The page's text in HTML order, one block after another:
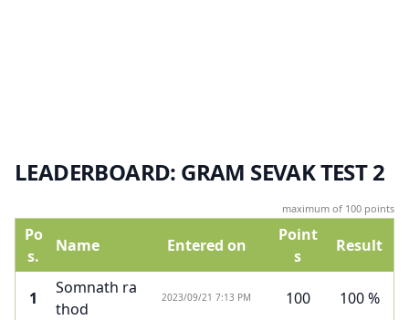
LEADERBOARD: GRAM SEVAK TEST 2
maximum of 100 points
Po
s.
Name Entered on
Point
s
Result
1
Somnath ra
thod
2023/09/21 7:13 PM 100 100 %